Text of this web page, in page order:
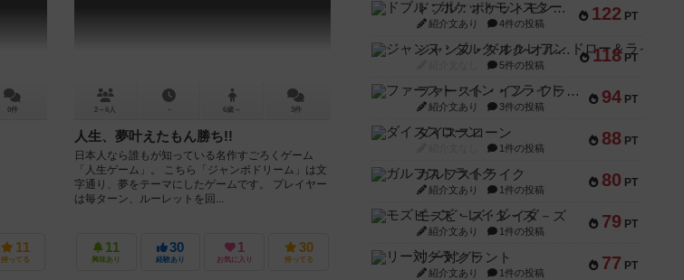
0件
11
持ってる
2～6人 － 6歳～ 3件
人生、夢叶えたもん勝ち!!
日本人なら誰もが知っている名作すごろくゲーム
「人生ゲーム」。 こちら「ジャンボドリーム」は文
字通り、夢をテーマにしたゲームです。 プレイヤー
は毎ターン、ルーレットを回...
11
興味あり
30
経験あり
1
お気に入り
30
持ってる
122 PT
ドブル：ポケットモンスター
紹介文あり 4件の投稿
118 PT
ジャンヌ・ダルク-オルレアン ドロー＆ライト
5件の投稿
94 PT
ファースト・イン・フライト
紹介文あり 3件の投稿
88 PT
ダイススローン
1件の投稿
80 PT
ガルフストライク
紹介文あり 1件の投稿
79 PT
モズビ－ズ・レイダ－ズ
紹介文あり 1件の投稿
77 PT
リー対グラント
紹介文あり 1件の投稿